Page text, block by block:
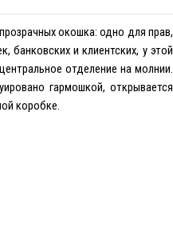
окошка: одно для прав,
банковских и клиентских, у этой
отделение на молнии.
гармошкой, открывается
коробке.